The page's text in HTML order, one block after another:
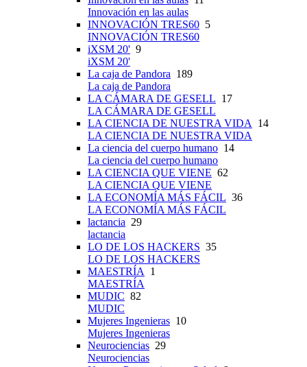
Innovación en las aulas
INNOVACIÓN TRES60 5
INNOVACIÓN TRES60
iXSM 20' 9
iXSM 20'
La caja de Pandora 189
La caja de Pandora
LA CÁMARA DE GESELL 17
LA CÁMARA DE GESELL
LA CIENCIA DE NUESTRA VIDA
14
LA CIENCIA DE NUESTRA VIDA
La ciencia del cuerpo humano 14
La ciencia del cuerpo humano
LA CIENCIA QUE VIENE 62
LA CIENCIA QUE VIENE
LA ECONOMÍA MÁS FÁCIL 36
LA ECONOMÍA MÁS FÁCIL
lactancia 29
lactancia
LO DE LOS HACKERS 35
LO DE LOS HACKERS
MAESTRÍA
1
MAESTRÍA
MUDIC 82
MUDIC
Mujeres Ingenieras 10
Mujeres Ingenieras
Neurociencias 29
Neurociencias